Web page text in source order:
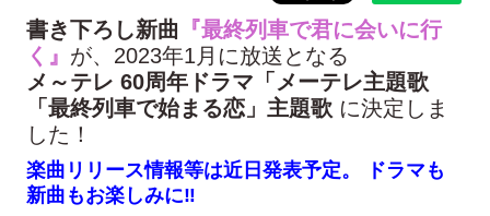
書き下ろし新曲 『最終列車で君に会いに行
く』 が、2023年1月に放送となる
メ～テレ 60周年ドラマ「メーテレ主題歌
「最終列車で始まる恋」主題歌 に決定しま
した！
楽曲リリース情報等は近日発表予定。 ドラマも
新曲もお楽しみに‼️